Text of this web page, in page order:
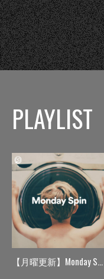
PLAYLIST
【月曜更新】Monday Spin